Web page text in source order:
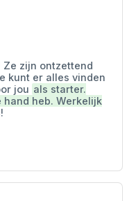
Ze zijn ontzettend
kunt er alles vinden
jou als starter.
hand heb. Werkelijk